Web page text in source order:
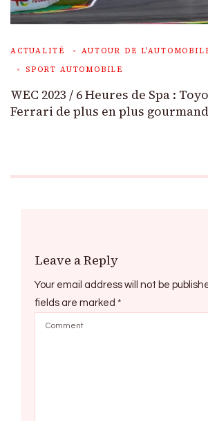
ACTUALITÉ
AUTOUR DE
SPORT AUTOMOBILE
WEC 2023 / 6 Heures de Spa :
Ferrari de plus en plus gourmand
Leave a Reply
Your email address will not be
fields are marked *